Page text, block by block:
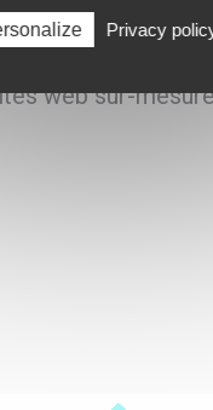
web sur-
Privacy